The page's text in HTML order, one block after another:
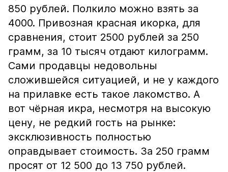
850 рублей. Полкило можно взять за
4000. Привозная красная икорка, для
сравнения, стоит 2500 рублей за 250
грамм, за 10 тысяч отдают килограмм.
Сами продавцы недовольны
сложившейся ситуацией, и не у каждого
на прилавке есть такое лакомство. А
вот чёрная икра, несмотря на высокую
цену, не редкий гость на рынке:
эксклюзивность полностью
оправдывает стоимость. За 250 грамм
просят от 12 500 до 13 750 рублей.